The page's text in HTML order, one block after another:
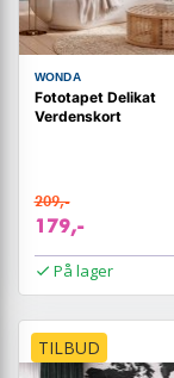
WONDA
Fototapet Delikat
Verdenskort
209,-
179,-
På lager
TILBUD